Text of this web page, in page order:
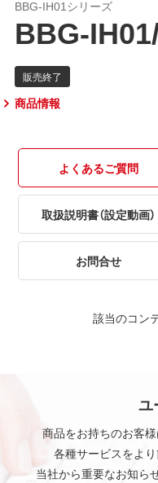
BBG-IH01シリーズ
BBG-
商品情報
よくあるご質問
取扱説明書（設定動画）
お問合せ
該当のコン
ユ
商品をお持ちのお客
各種サービスをよ
当社から重要なお知ら